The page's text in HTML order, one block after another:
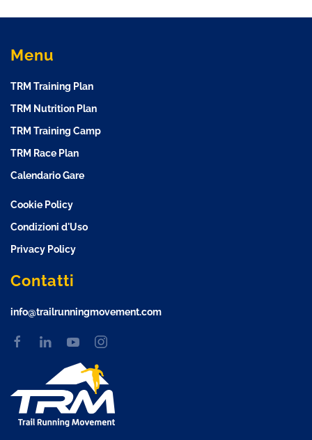
Menu
TRM Training Plan
TRM Nutrition Plan
TRM Training Camp
TRM Race Plan
Calendario Gare
Cookie Policy
Condizioni d'Uso
Privacy Policy
Contatti
info@trailrunningmovement.com